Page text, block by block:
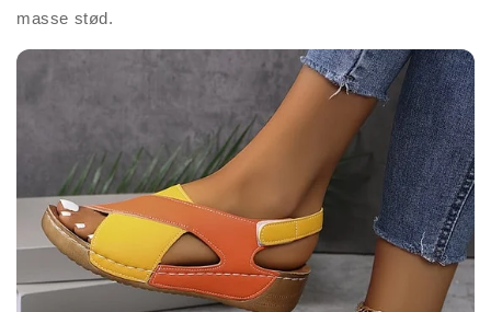
masse stød.